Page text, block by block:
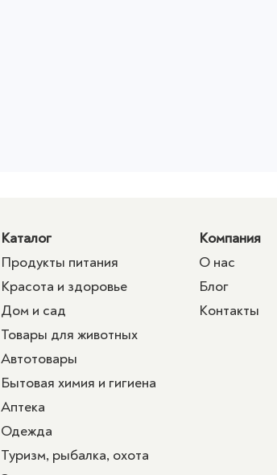
Каталог
Продукты питания
Красота и здоровье
Дом и сад
Товары для животных
Автотовары
Бытовая химия и гигиена
Аптека
Одежда
Туризм, рыбалка, охота
Компания
О нас
Блог
Контакты